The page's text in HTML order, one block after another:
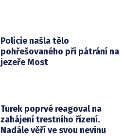
Policie našla tělo
pohřešovaného při pátrání na
jezeře Most
Turek poprvé reagoval na
zahájení trestního řízení.
Nadále věří ve svou nevinu